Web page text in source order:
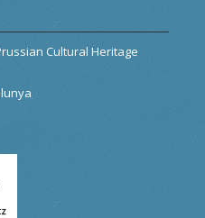
Cultural Heritage